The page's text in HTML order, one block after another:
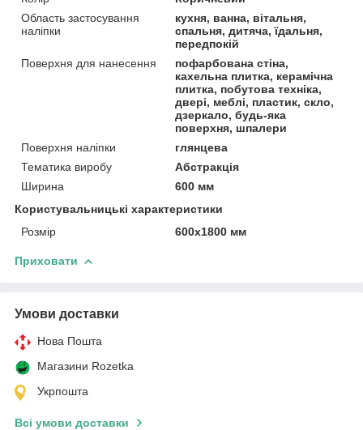
Область застосування
наліпки
кухня, ванна, вітальня,
спальня, дитяча, їдальня,
передпокій
Поверхня для нанесення
пофарбована стіна,
кахельна плитка, керамічна
плитка, побутова техніка,
двері, меблі, пластик, скло,
дзеркало, будь-яка
поверхня, шпалери
Поверхня наліпки
глянцева
Тематика виробу
Абстракція
Ширина
600 мм
Користувальницькі характеристики
Розмір
600х1800 мм
Приховати
Умови доставки
Нова Пошта
Магазини Rozetka
Укрпошта
Всі умови доставки